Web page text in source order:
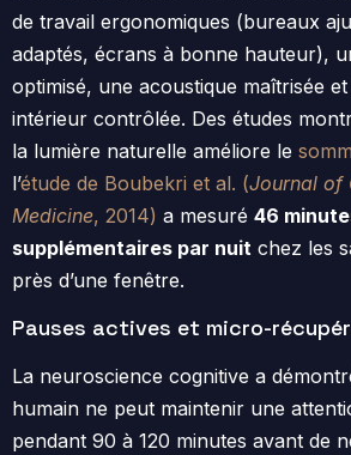
de travail ergonomiques (bureaux
adaptés, écrans à bonne hauteur),
optimisé, une acoustique maîtrisée et
intérieur contrôlée. Des études
la lumière naturelle améliore le
l’étude de Boubekri et al. (Journal of
Medicine, 2014) a mesuré 46
supplémentaires par nuit chez les
près d’une fenêtre.
Pauses actives et micro-
La neuroscience cognitive a
humain ne peut maintenir une
pendant 90 à 120 minutes avant de